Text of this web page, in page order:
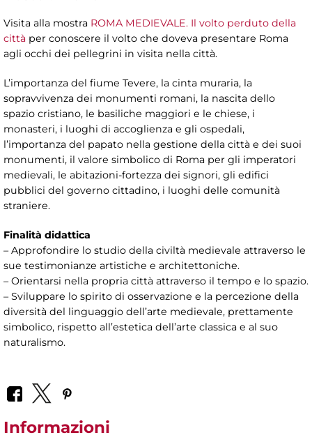
Visita alla mostra ROMA MEDIEVALE. Il volto perduto della
città per conoscere il volto che doveva presentare Roma
agli occhi dei pellegrini in visita nella città.
L’importanza del fiume Tevere, la cinta muraria, la
sopravvivenza dei monumenti romani, la nascita dello
spazio cristiano, le basiliche maggiori e le chiese, i
monasteri, i luoghi di accoglienza e gli ospedali,
l’importanza del papato nella gestione della città e dei suoi
monumenti, il valore simbolico di Roma per gli imperatori
medievali, le abitazioni-fortezza dei signori, gli edifici
pubblici del governo cittadino, i luoghi delle comunità
straniere.
Finalità didattica
– Approfondire lo studio della civiltà medievale attraverso le
sue testimonianze artistiche e architettoniche.
– Orientarsi nella propria città attraverso il tempo e lo spazio.
– Sviluppare lo spirito di osservazione e la percezione della
diversità del linguaggio dell’arte medievale, prettamente
simbolico, rispetto all’estetica dell’arte classica e al suo
naturalismo.
Informazioni